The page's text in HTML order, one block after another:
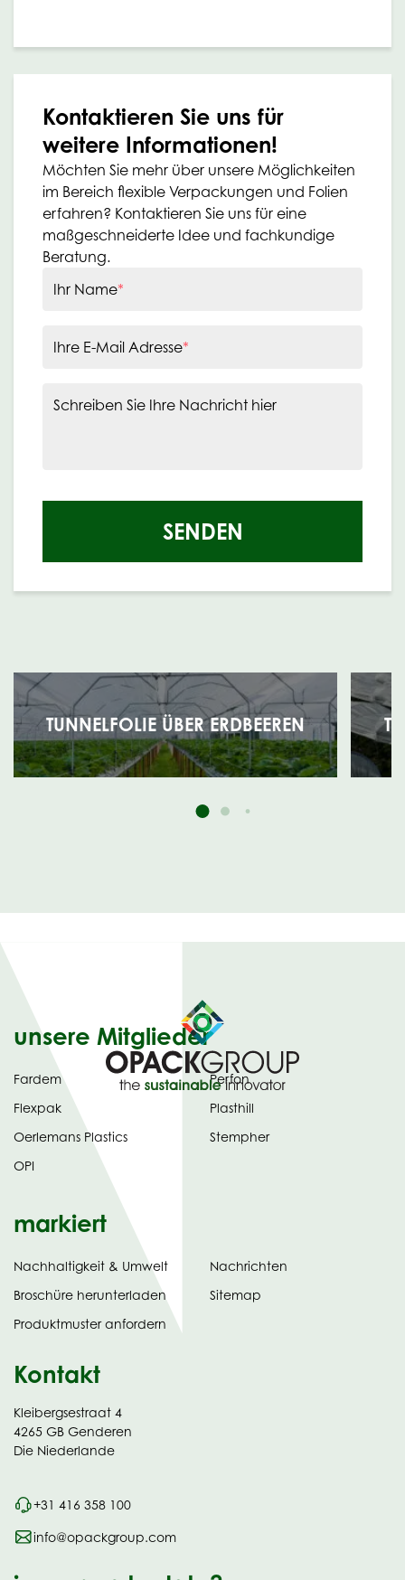
Kontaktieren Sie uns für
weitere Informationen!
Möchten Sie mehr über unsere Möglichkeiten
im Bereich flexible Verpackungen und Folien
erfahren? Kontaktieren Sie uns für eine
maßgeschneiderte Idee und fachkundige
Beratung.
Ihr Name*
Ihre E-Mail Adresse*
Schreiben Sie Ihre Nachricht hier
SENDEN
TUNNELFOLIE ÜBER ERDBEEREN
unsere Mitglieder
Fardem
Flexpak
Oerlemans Plastics
OPI
Perfon
Plasthill
Stempher
markiert
Nachhaltigkeit & Umwelt
Broschüre herunterladen
in
new
Produktmuster anfordern
Nachrichten
Sitemap
Kontakt
Kleibergsestraat 4
4265 GB Genderen
Die Niederlande
+31 416 358 100
info@opackgroup.com